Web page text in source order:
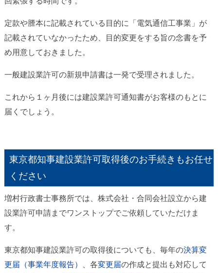
定款や謄本に記載されている目的に「電気通信工事業」が
記載されていなかったため、目的変更をする旨の念書を予
め用意しておきました。
一般建設業許可の新規申請書は一発で受理されました。
これから１ヶ月後には建設業許可通知書がお客様のもとに
届くでしょう。
東京都知事建設業許可取得後のお手続きもお任せ
ください
増村行政書士事務所では、株式会社・合同会社設立から建
設業許可申請までワンストップでご依頼していただけま
す。
東京都知事建設業許可の取得後についても、毎年の決算変
更届（事業年度報告）
、各変更届の作成と提出も対応して